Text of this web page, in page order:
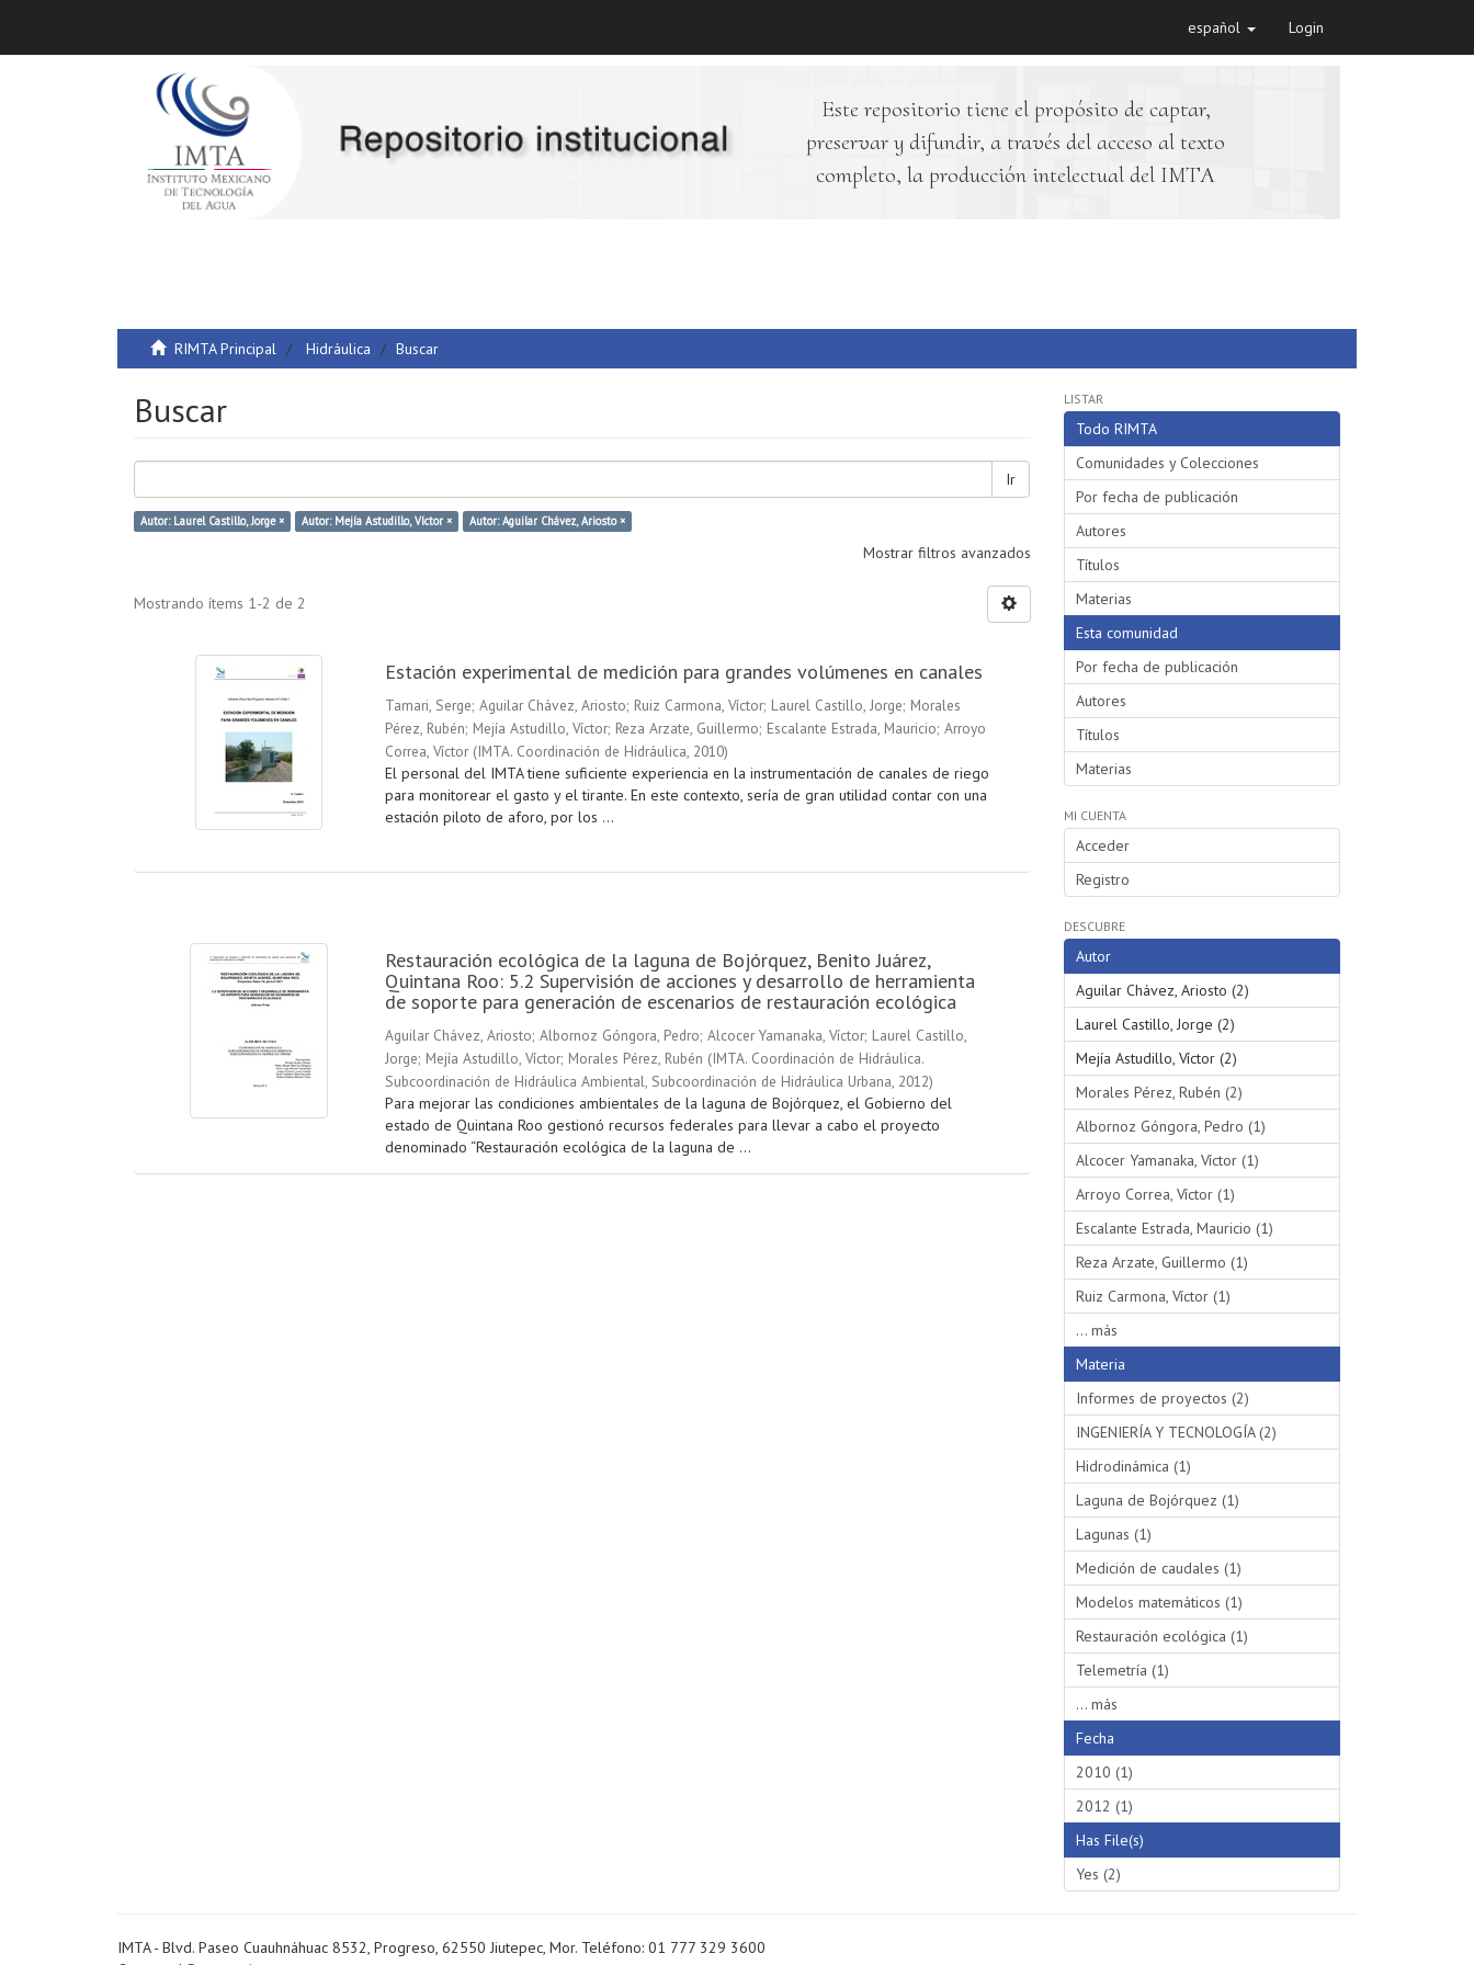
español Login
Este repositorio tiene el propósito de captar,
preservar y difundir, a través del acceso al texto
completo, la producción intelectual del IMTA
RIMTA Principal Hidráulica Buscar
Buscar
Ir
Autor: Laurel Castillo, Jorge × Autor: Mejía Astudillo, Víctor × Autor: Aguilar Chávez, Ariosto ×
Mostrar filtros avanzados
Mostrando ítems 1-2 de 2
Estación experimental de medición para grandes volúmenes en canales
Tamari, Serge; Aguilar Chávez, Ariosto; Ruiz Carmona, Víctor; Laurel Castillo, Jorge; Morales
Pérez, Rubén; Mejía Astudillo, Víctor; Reza Arzate, Guillermo; Escalante Estrada, Mauricio; Arroyo
Correa, Víctor (IMTA. Coordinación de Hidráulica, 2010)
El personal del IMTA tiene suficiente experiencia en la instrumentación de canales de riego
para monitorear el gasto y el tirante. En este contexto, sería de gran utilidad contar con una
estación piloto de aforo, por los ...
Restauración ecológica de la laguna de Bojórquez, Benito Juárez,
Quintana Roo: 5.2 Supervisión de acciones y desarrollo de herramienta
de soporte para generación de escenarios de restauración ecológica
Aguilar Chávez, Ariosto; Albornoz Góngora, Pedro; Alcocer Yamanaka, Víctor; Laurel Castillo,
Jorge; Mejía Astudillo, Víctor; Morales Pérez, Rubén (IMTA. Coordinación de Hidráulica.
Subcoordinación de Hidráulica Ambiental, Subcoordinación de Hidráulica Urbana, 2012)
Para mejorar las condiciones ambientales de la laguna de Bojórquez, el Gobierno del
estado de Quintana Roo gestionó recursos federales para llevar a cabo el proyecto
denominado “Restauración ecológica de la laguna de ...
LISTAR
Todo RIMTA
Comunidades y Colecciones
Por fecha de publicación
Autores
Títulos
Materias
Esta comunidad
Por fecha de publicación
Autores
Títulos
Materias
MI CUENTA
Acceder
Registro
DESCUBRE
Autor
Aguilar Chávez, Ariosto (2)
Laurel Castillo, Jorge (2)
Mejía Astudillo, Víctor (2)
Morales Pérez, Rubén (2)
Albornoz Góngora, Pedro (1)
Alcocer Yamanaka, Víctor (1)
Arroyo Correa, Víctor (1)
Escalante Estrada, Mauricio (1)
Reza Arzate, Guillermo (1)
Ruiz Carmona, Víctor (1)
... más
Materia
Informes de proyectos (2)
INGENIERÍA Y TECNOLOGÍA (2)
Hidrodinámica (1)
Laguna de Bojórquez (1)
Lagunas (1)
Medición de caudales (1)
Modelos matemáticos (1)
Restauración ecológica (1)
Telemetría (1)
... más
Fecha
2010 (1)
2012 (1)
Has File(s)
Yes (2)
IMTA - Blvd. Paseo Cuauhnáhuac 8532, Progreso, 62550 Jiutepec, Mor. Teléfono: 01 777 329 3600